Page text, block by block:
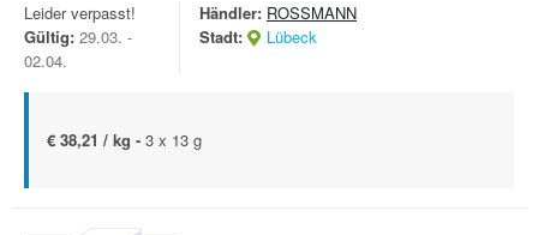
Leider verpasst!
Gültig: 29.03. -
02.04.
Händler: ROSSMANN
Stadt:
Lübeck
€ 38,21 / kg - 3 x 13 g